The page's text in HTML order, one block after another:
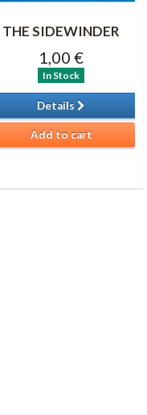
THE SIDEWINDER
1,00 €
In Stock
Details
Add to cart